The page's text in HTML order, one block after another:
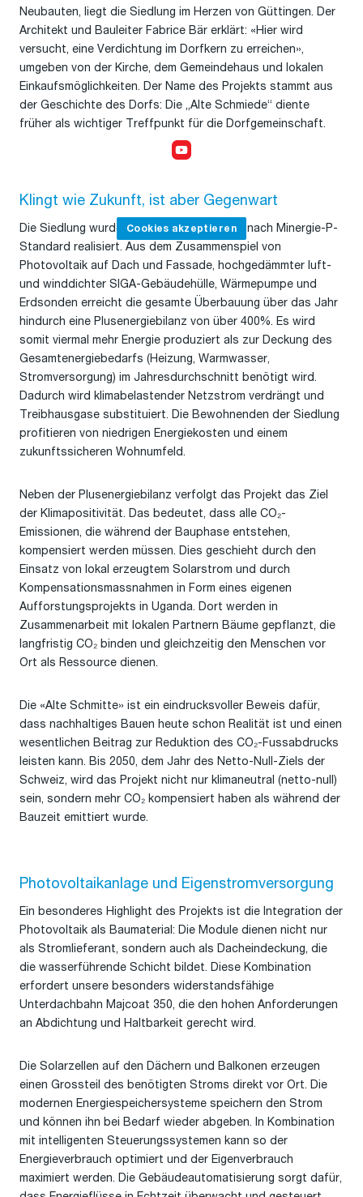
Neubauten, liegt die Siedlung im Herzen von Güttingen. Der
Architekt und Bauleiter Fabrice Bär erklärt: «Hier wird
versucht, eine Verdichtung im Dorfkern zu erreichen»,
umgeben von der Kirche, dem Gemeindehaus und lokalen
Einkaufsmöglichkeiten. Der Name des Projekts stammt aus
der Geschichte des Dorfs: Die „Alte Schmiede“ diente
früher als wichtiger Treffpunkt für die Dorfgemeinschaft.
Cookies akzeptieren
Klingt wie Zukunft, ist aber Gegenwart
Die Siedlung wurde als Plusenergieprojekt nach Minergie-P-
Standard realisiert. Aus dem Zusammenspiel von
Photovoltaik auf Dach und Fassade, hochgedämmter luft-
und winddichter SIGA-Gebäudehülle, Wärmepumpe und
Erdsonden erreicht die gesamte Überbauung über das Jahr
hindurch eine Plusenergiebilanz von über 400%. Es wird
somit viermal mehr Energie produziert als zur Deckung des
Gesamtenergiebedarfs (Heizung, Warmwasser,
Stromversorgung) im Jahresdurchschnitt benötigt wird.
Dadurch wird klimabelastender Netzstrom verdrängt und
Treibhausgase substituiert. Die Bewohnenden der Siedlung
profitieren von niedrigen Energiekosten und einem
zukunftssicheren Wohnumfeld.
Neben der Plusenergiebilanz verfolgt das Projekt das Ziel
der Klimapositivität. Das bedeutet, dass alle CO₂-
Emissionen, die während der Bauphase entstehen,
kompensiert werden müssen. Dies geschieht durch den
Einsatz von lokal erzeugtem Solarstrom und durch
Kompensationsmassnahmen in Form eines eigenen
Aufforstungsprojekts in Uganda. Dort werden in
Zusammenarbeit mit lokalen Partnern Bäume gepflanzt, die
langfristig CO₂ binden und gleichzeitig den Menschen vor
Ort als Ressource dienen.
Die «Alte Schmitte» ist ein eindrucksvoller Beweis dafür,
dass nachhaltiges Bauen heute schon Realität ist und einen
wesentlichen Beitrag zur Reduktion des CO₂- Fussabdrucks
leisten kann. Bis 2050, dem Jahr des Netto-Null-Ziels der
Schweiz, wird das Projekt nicht nur klimaneutral (netto-null)
sein, sondern mehr CO₂ kompensiert haben als während der
Bauzeit emittiert wurde.
Photovoltaikanlage und Eigenstromversorgung
Ein besonderes Highlight des Projekts ist die Integration der
Photovoltaik als Baumaterial: Die Module dienen nicht nur
als Stromlieferant, sondern auch als Dacheindeckung, die
die wasserführende Schicht bildet. Diese Kombination
erfordert unsere besonders widerstandsfähige
Unterdachbahn Majcoat 350, die den hohen Anforderungen
an Abdichtung und Haltbarkeit gerecht wird.
Die Solarzellen auf den Dächern und Balkonen erzeugen
einen Grossteil des benötigten Stroms direkt vor Ort. Die
modernen Energiespeichersysteme speichern den Strom
und können ihn bei Bedarf wieder abgeben. In Kombination
mit intelligenten Steuerungssystemen kann so der
Energieverbrauch optimiert und der Eigenverbrauch
maximiert werden. Die Gebäudeautomatisierung sorgt dafür,